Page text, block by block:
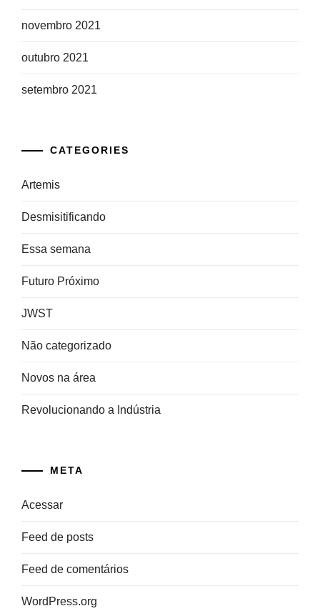
novembro 2021
outubro 2021
setembro 2021
CATEGORIES
Artemis
Desmisitificando
Essa semana
Futuro Próximo
JWST
Não categorizado
Novos na área
Revolucionando a Indústria
META
Acessar
Feed de posts
Feed de comentários
WordPress.org